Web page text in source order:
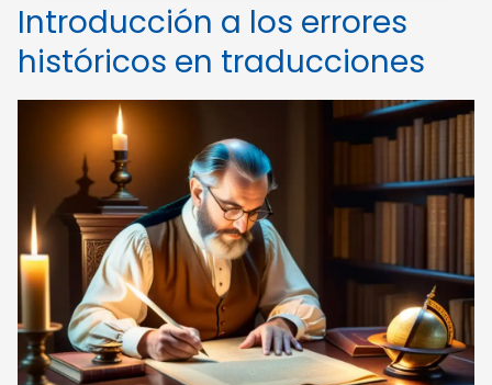
Introducción a los errores
históricos en traducciones